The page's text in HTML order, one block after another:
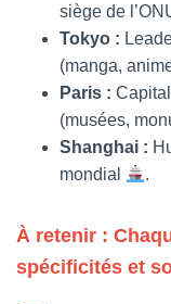
siège de
Tokyo :
(manga,
Paris :
(musées,
Shanghai :
mondial
.
À retenir :
spécificités et